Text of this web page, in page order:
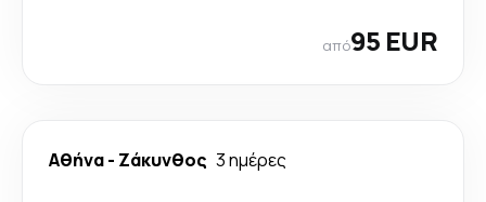
από95 EUR
Αθήνα- Ζάκυνθος 3 ημέρες